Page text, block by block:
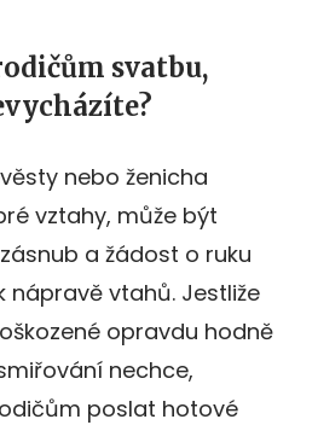
svatbu,
nebo ženicha
vztahy, může být
a žádost o ruku
nápravě vtahů. Jestliže
opravdu hodně
nechce,
poslat hotové